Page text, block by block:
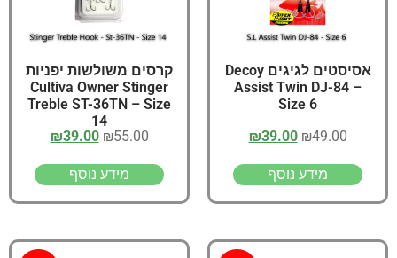
אסיסטים לגיגים Decoy
Assist Twin DJ-84 –
Size 6
₪49.00
₪39.00
מידע נוסף
קרסים משולשות יפניות
Cultiva Owner Stinger
Treble ST-36TN – Size
14
₪55.00
₪39.00
מידע נוסף